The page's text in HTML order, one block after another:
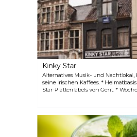
Kinky Star
Alternatives Musik- und
seine irischen Kaffees. *
Star-Plattenlabels von Gent. *
Auftritte; Normalerweise gibt es auch